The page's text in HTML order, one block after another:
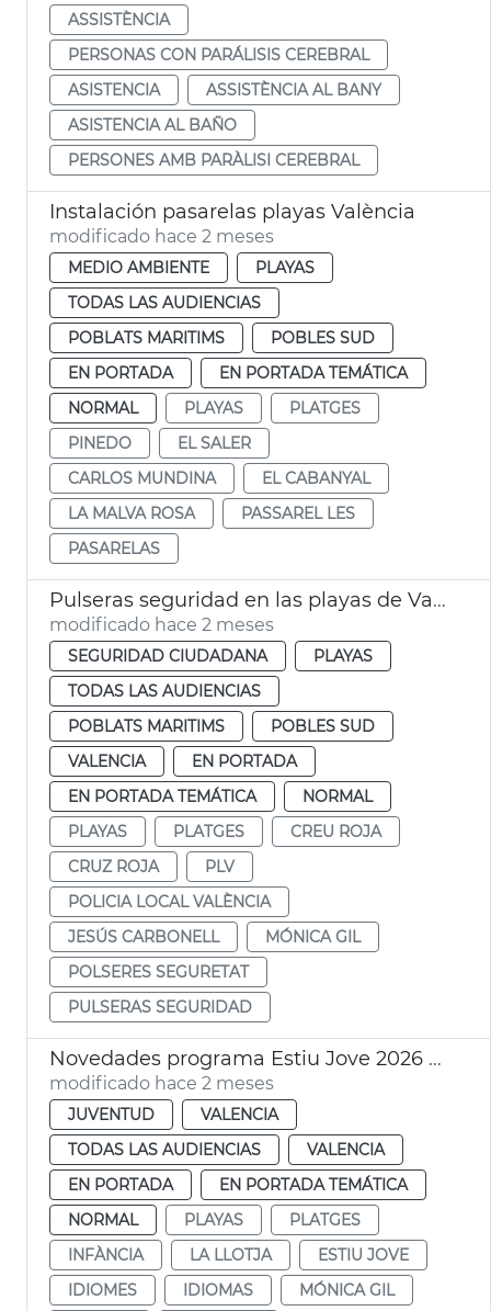
ASSISTÈNCIA
PERSONAS CON PARÁLISIS CEREBRAL
ASISTENCIA
ASSISTÈNCIA AL BANY
ASISTENCIA AL BAÑO
PERSONES AMB PARÀLISI CEREBRAL
Instalación pasarelas playas València
modificado hace 2 meses
MEDIO AMBIENTE
PLAYAS
TODAS LAS AUDIENCIAS
POBLATS MARITIMS
POBLES SUD
EN PORTADA
EN PORTADA TEMÁTICA
NORMAL
PLAYAS
PLATGES
PINEDO
EL SALER
CARLOS MUNDINA
EL CABANYAL
LA MALVA ROSA
PASSAREL LES
PASARELAS
Pulseras seguridad en las playas de València
modificado hace 2 meses
SEGURIDAD CIUDADANA
PLAYAS
TODAS LAS AUDIENCIAS
POBLATS MARITIMS
POBLES SUD
VALENCIA
EN PORTADA
EN PORTADA TEMÁTICA
NORMAL
PLAYAS
PLATGES
CREU ROJA
CRUZ ROJA
PLV
POLICIA LOCAL VALÈNCIA
JESÚS CARBONELL
MÓNICA GIL
POLSERES SEGURETAT
PULSERAS SEGURIDAD
Novedades programa Estiu Jove 2026 València
modificado hace 2 meses
JUVENTUD
VALENCIA
TODAS LAS AUDIENCIAS
VALENCIA
EN PORTADA
EN PORTADA TEMÁTICA
NORMAL
PLAYAS
PLATGES
INFÀNCIA
LA LLOTJA
ESTIU JOVE
IDIOMES
IDIOMAS
MÓNICA GIL